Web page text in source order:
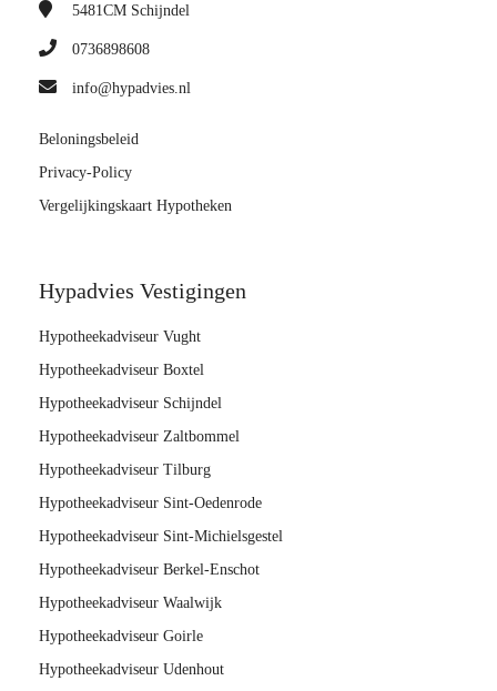
5481CM Schijndel
0736898608
info@hypadvies.nl
Beloningsbeleid
Privacy-Policy
Vergelijkingskaart Hypotheken
Hypadvies Vestigingen
Hypotheekadviseur Vught
Hypotheekadviseur Boxtel
Hypotheekadviseur Schijndel
Hypotheekadviseur Zaltbommel
Hypotheekadviseur Tilburg
Hypotheekadviseur Sint-Oedenrode
Hypotheekadviseur Sint-Michielsgestel
Hypotheekadviseur Berkel-Enschot
Hypotheekadviseur Waalwijk
Hypotheekadviseur Goirle
Hypotheekadviseur Udenhout